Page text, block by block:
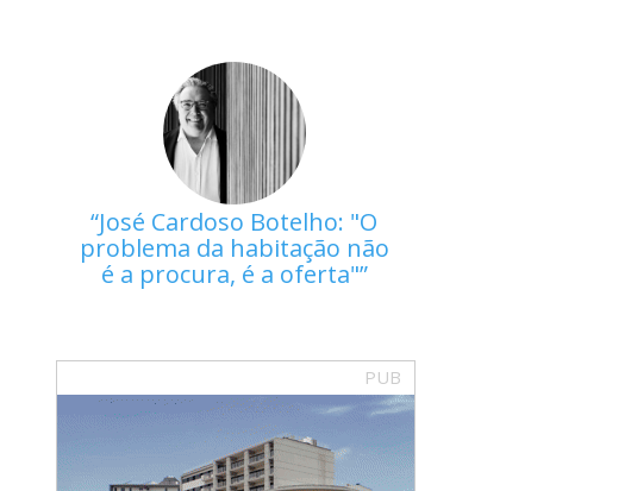
José Cardoso Botelho: "O
problema da habitação não
é a procura, é a oferta"
PUB